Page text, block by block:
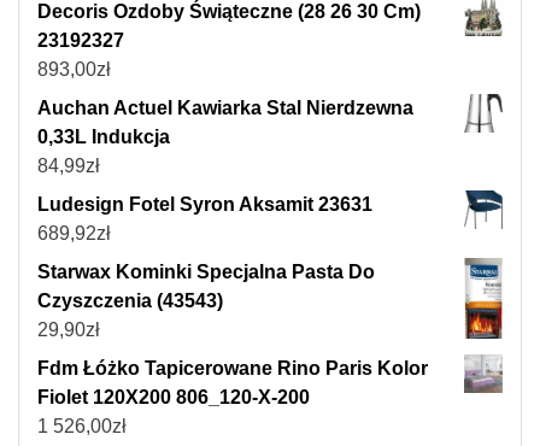
Decoris Ozdoby Świąteczne (28 26 30 Cm)
23192327
893,00zł
Auchan Actuel Kawiarka Stal Nierdzewna
0,33L Indukcja
84,99zł
Ludesign Fotel Syron Aksamit 23631
689,92zł
Starwax Kominki Specjalna Pasta Do
Czyszczenia (43543)
29,90zł
Fdm Łóżko Tapicerowane Rino Paris Kolor
Fiolet 120X200 806_120-X-200
1 526,00zł